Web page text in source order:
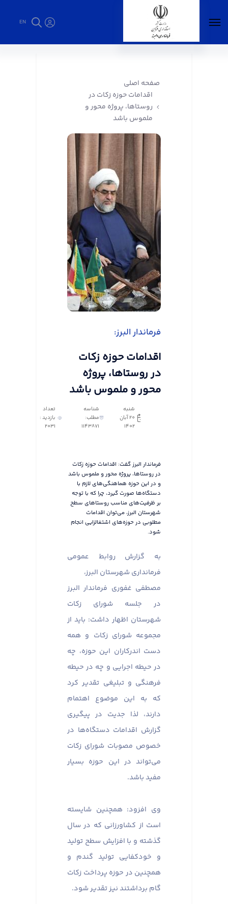
EN
صفحه اصلی
اقدامات حوزه زکات در
روستاها، پروژه محور و
ملموس باشد
فرماندار البرز:
اقدامات حوزه زکات
در روستاها، پروژه
محور و ملموس باشد
شنبه
20 آبان
1402
شناسه
مطلب:
1143871
تعداد
بازدید :
2031
فرماندار البرز گفت: اقدامات حوزه زکات
در روستاها، پروژه محور و ملموس باشد
و در این حوزه هماهنگی‌های لازم با
دستگاه‌ها صورت گیرد، چرا که با توجه
بر ظرفیت‌های مناسب روستاهای سطح
شهرستان البرز، می‌توان اقدامات
مطلوبی در حوزه‌های اشتغالزایی انجام
شود.
به گزارش روابط عمومی
فرمانداری شهرستان البرز،
مصطفی غفوری فرماندار البرز
در جلسه شورای زکات
شهرستان اظهار داشت: باید از
مجموعه شورای زکات و همه
دست اندرکاران این حوزه، چه
در حیطه اجرایی و چه در حیطه
فرهنگی و تبلیغی تقدیر کرد
که به این موضوع اهتمام
دارند، لذا جدیت در پیگیری
گزارش اقدامات دستگاه‌ها در
خصوص مصوبات شورای زکات
می‌تواند در این حوزه بسیار
مفید باشد.
وی افزود: همچنین شایسته
است از کشاورزانی که در سال
گذشته و با افزایش سطح تولید
و خودکفایی تولید گندم و
همچنین در حوزه پرداخت زکات
گام برداشتند نیز تقدیر شود.